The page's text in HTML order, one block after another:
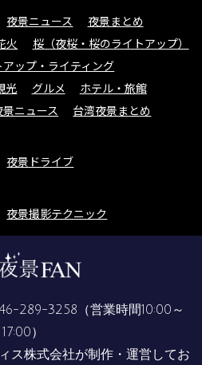
夜景ニュース
夜景まとめ
火
桜（夜桜・桜のライトアップ）
アップ・ライティング
光 グルメ
ホテル・旅館
ニュース 台湾夜景まとめ
夜景ドライブ
夜景撮影テクニック
289-3258 （営業時間10:00～
17:00）
ス株式会社が制作・運営してお